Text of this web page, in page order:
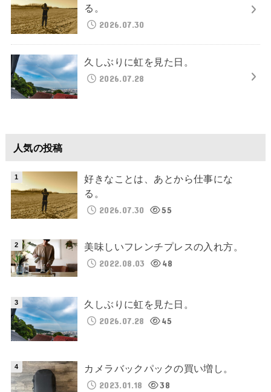
る。
2026.07.30
久しぶりに虹を見た日。
2026.07.28
人気の投稿
好きなことは、あとから仕事にな
る。
2026.07.30
55
美味しいフレンチプレスの入れ方。
2022.08.03
48
久しぶりに虹を見た日。
2026.07.28
45
カメラバックパックの買い増し。
2023.01.18
38